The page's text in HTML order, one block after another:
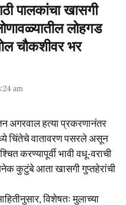
पालकांचा खासगी
लोहगड
चौकशीवर भर
am
अगरवाल हत्या प्रकरणानंतर
चिंतेचे वातावरण पसरले असून
करण्यापूर्वी भावी वधू-वराची
कुटुंबे आता खासगी गुप्तहेरांची
विशेषतः मुलाच्या